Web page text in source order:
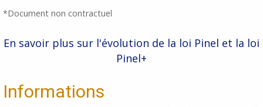
*Document non contractuel
En savoir plus sur l'évolution de la loi Pinel et la loi
Pinel+
Informations